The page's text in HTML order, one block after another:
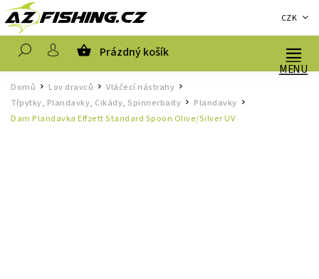
CZK
Prázdný košík
Domů / Lov dravců / Vláčecí nástrahy /
Třpytky, Plandavky, Cikády, Spinnerbaity / Plandavky
Dam Plandavka Effzett Standard Spoon Olive/Silver UV